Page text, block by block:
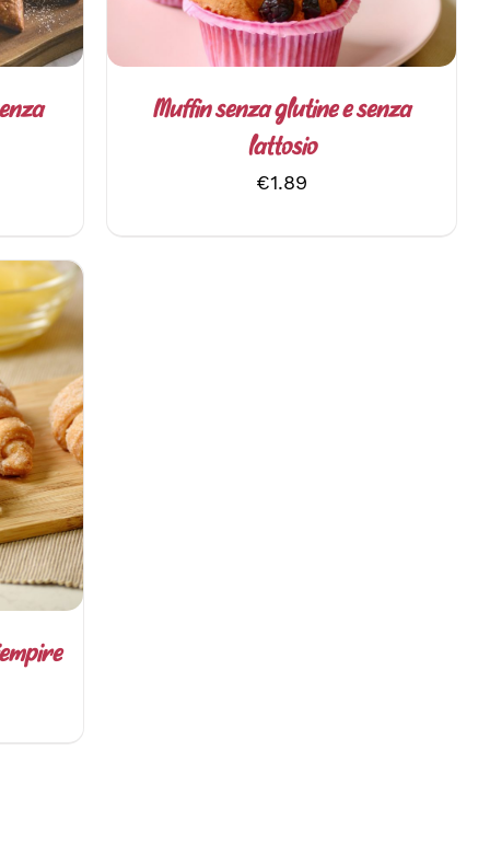
LE
OPZIONI
POSSONO
SCELTE
NELLA
PAGINA
PRODOTTO
Muffin senza glutine e senza
lattosio
€1.89
/